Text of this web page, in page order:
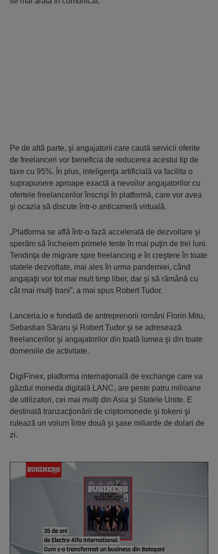
Pe de altă parte, şi angajatorii care caută servicii oferite
de freelanceri vor beneficia de reducerea acestui tip de
taxe cu 95%. În plus, inteligenţa artificială va facilita o
suprapunere aproape exactă a nevoilor angajatorilor cu
ofertele freelancerilor înscrişi în platformă, care vor avea
şi ocazia să discute într-o anticameră virtuală.
„Platforma se află într-o fază accelerată de dezvoltare şi
sperăm să încheiem primele teste în mai puţin de trei luni.
Tendinţa de migrare spre freelancing e în creştere în toate
statele dezvoltate, mai ales în urma pandemiei, când
angajaţii vor tot mai mult timp liber, dar şi să rămână cu
cât mai mulţi bani”, a mai spus Robert Tudor.
Lanceria.io e fondată de antreprenorii români Florin Mitu,
Sebastian Săraru şi Robert Tudor şi se adresează
freelancerilor şi angajatorilor din toată lumea şi din toate
domeniile de activitate.
DigiFinex, platforma internaţională de exchange care va
găzdui moneda digitală LANC, are peste patru milioane
de utilizatori, cei mai mulţi din Asia şi Statele Unite. E
destinată tranzacţionării de criptomonede şi tokeni şi
rulează un volum între două şi şase miliarde de dolari de
zi.